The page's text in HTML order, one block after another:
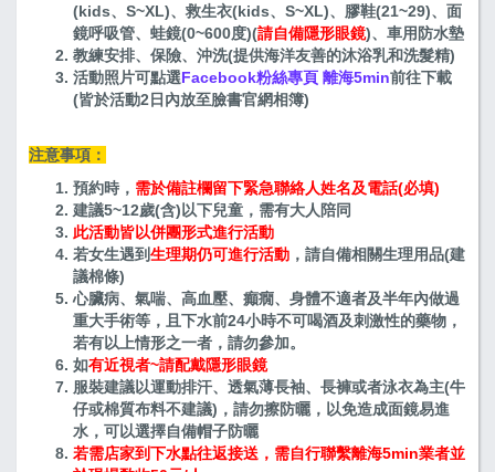
(kids、S~XL)、救生衣(kids、S~XL)、膠鞋(21~29)、面
鏡呼吸管、蛙鏡(0~600度)(請自備隱形眼鏡)、車用防水墊
教練安排、保險、沖洗(提供海洋友善的沐浴乳和洗髮精)
活動照片可點選Facebook粉絲專頁 離海5min前往下載
(皆於活動2日內放至臉書官網相簿)
注意事項：
預約時， 需於備註欄留下緊急聯絡人姓名及電話(必填)
建議5~12歲(含)以下兒童，需有大人陪同
此活動皆以併團形式進行活動
若女生遇到生理期仍可進行活動 ，請自備相關生理用品(建
議棉條)
心臟病、氣喘、高血壓、癲癇、身體不適者及半年內做過
重大手術等，且下水前24小時不可喝酒及刺激性的藥物，
若有以上情形之一者，請勿參加。
如有近視者~請配戴隱形眼鏡
服裝建議以運動排汗、透氣薄長袖、長褲或者泳衣為主(牛
仔或棉質布料不建議)，請勿擦防曬，以免造成面鏡易進
水，可以選擇自備帽子防曬
若需店家到下水點往返接送，需自行聯繫離海5min業者並